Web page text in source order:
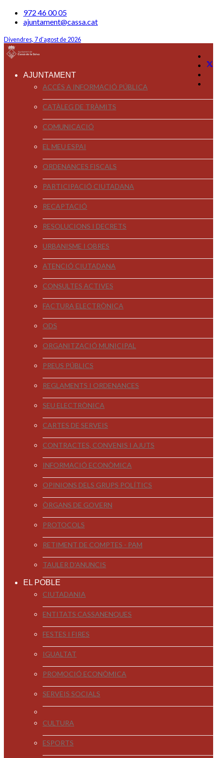
972 46 00 05
ajuntament@cassa.cat
Divendres, 7 d'agost de 2026
AJUNTAMENT
ACCÉS A INFORMACIÓ PÚBLICA
CATÀLEG DE TRÀMITS
COMUNICACIÓ
EL MEU ESPAI
ORDENANCES FISCALS
PARTICIPACIÓ CIUTADANA
RECAPTACIÓ
RESOLUCIONS I DECRETS
URBANISME I OBRES
ATENCIÓ CIUTADANA
CONSULTES ACTIVES
FACTURA ELECTRÒNICA
ODS
ORGANITZACIÓ MUNICIPAL
PREUS PÚBLICS
REGLAMENTS I ORDENANCES
SEU ELECTRÒNICA
CARTES DE SERVEIS
CONTRACTES, CONVENIS I AJUTS
INFORMACIÓ ECONÒMICA
OPINIONS DELS GRUPS POLÍTICS
ÒRGANS DE GOVERN
PROTOCOLS
RETIMENT DE COMPTES - PAM
TAULER D'ANUNCIS
EL POBLE
CIUTADANIA
ENTITATS CASSANENQUES
FESTES I FIRES
IGUALTAT
PROMOCIÓ ECONÒMICA
SERVEIS SOCIALS
CULTURA
ESPORTS